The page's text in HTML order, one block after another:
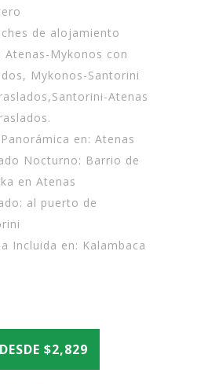
de alojamiento
Atenas-Mykonos con
Mykonos-Santorini
Atenas
en: Atenas
Nocturno: Barrio de
en Atenas
al puerto de
Incluida en: Kalambaca
DESDE $2,829